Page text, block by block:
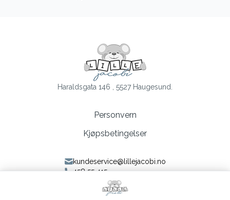
Haraldsgata 146 , 5527 Haugesund.
Personvern
Kjøpsbetingelser
kundeservice@lillejacobi.no
458 55 415
Følg oss på Facebook
Følg oss på Instagram